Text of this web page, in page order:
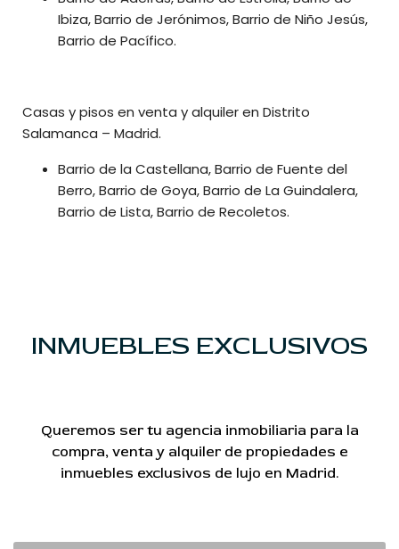
Ibiza, Barrio de Jerónimos, Barrio de Niño Jesús,
Barrio de Pacífico.
Casas y pisos en venta y alquiler en Distrito
Salamanca – Madrid.
Barrio de la Castellana, Barrio de Fuente del
Berro, Barrio de Goya, Barrio de La Guindalera,
Barrio de Lista, Barrio de Recoletos.
INMUEBLES EXCLUSIVOS
Queremos ser tu agencia inmobiliaria para la
compra, venta y alquiler de propiedades e
inmuebles exclusivos de lujo en Madrid.